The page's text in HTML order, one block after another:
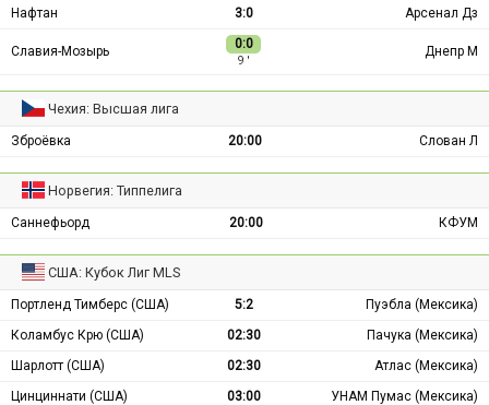
Нафтан 3:0 Арсенал Дз
Славия-Мозырь 0:0
9 ′
Днепр М
Чехия: Высшая лига
Зброёвка 20:00 Слован Л
Норвегия: Типпелига
Саннефьорд 20:00 КФУМ
США: Кубок Лиг MLS
Портленд Тимберс (США) 5:2
Пуэбла (Мексика)
Коламбус Крю (США)
02:30
Пачука (Мексика)
Шарлотт (США)
02:30
Атлас (Мексика)
Цинциннати (США)
03:00
УНАМ Пумас (Мексика)